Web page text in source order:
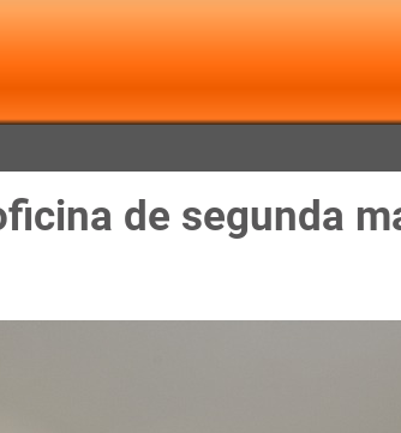
de segunda